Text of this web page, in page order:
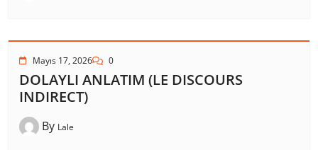
Mayıs 17, 2026 0
DOLAYLI ANLATIM (LE DISCOURS
INDIRECT)
By Lale